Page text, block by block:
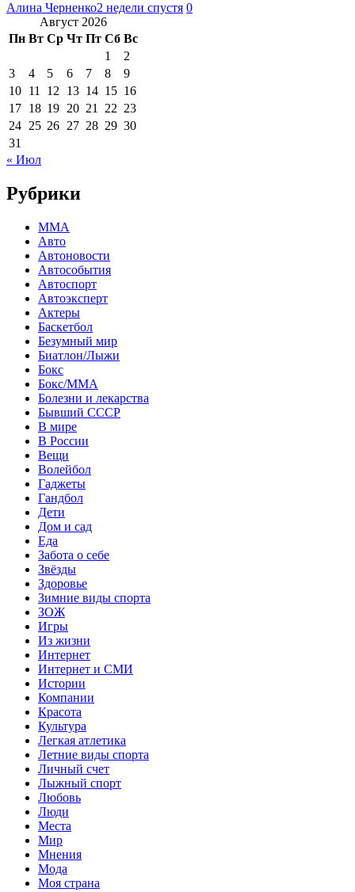
Алина Черненко2 недели спустя 0
Август 2026
Пн Вт Ср Чт Пт Сб Вс
1
2
3
4 5 6 7 8
9
10 11 12 13 14 15 16
17 18 19 20 21 22 23
24 25 26 27 28 29 30
31
« Июл
Рубрики
MMA
Авто
Автоновости
Автособытия
Автоспорт
Автоэксперт
Актеры
Баскетбол
Безумный мир
Биатлон/Лыжи
Бокс
Бокс/MMA
Болезни и лекарства
Бывший СССР
В мире
В России
Вещи
Волейбол
Гаджеты
Гандбол
Дети
Дом и сад
Еда
Забота о себе
Звёзды
Здоровье
Зимние виды спорта
ЗОЖ
Игры
Из жизни
Интернет
Интернет и СМИ
Истории
Компании
Красота
Культура
Легкая атлетика
Летние виды спорта
Личный счет
Лыжный спорт
Любовь
Люди
Места
Мир
Мнения
Мода
Моя страна